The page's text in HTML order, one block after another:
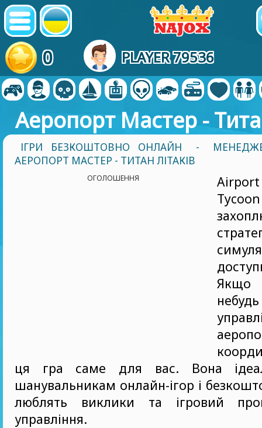
0 PLAYER 79536
Аеропорт Мастер -
ІГРИ БЕЗКОШТОВНО ОНЛАЙН -
АЕРОПОРТ МАСТЕР - ТИТАН ЛІТАКІВ
ОГОЛОШЕННЯ
Airport
ця гра саме для вас. Вона
шанувальникам онлайн-ігор і
люблять виклики та ігровий
управління.